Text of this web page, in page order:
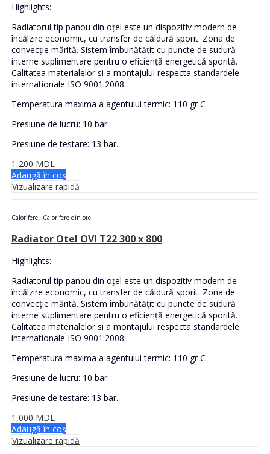
Highlights:
Radiatorul tip panou din oțel este un dispozitiv modern de
încălzire economic, cu transfer de căldură sporit. Zona de
convecție mărită. Sistem îmbunătățit cu puncte de sudură
interne suplimentare pentru o eficiență energetică sporită.
Calitatea materialelor si a montajului respecta standardele
internationale ISO 9001:2008.
Temperatura maxima a agentului termic: 110 gr C
Presiune de lucru: 10 bar.
Presiune de testare: 13 bar.
1,200 MDL
Adaugă în coș
Vizualizare rapidă
Calorifere, Calorifere din oțel
Radiator Otel OVI T22 300 x 800
Highlights:
Radiatorul tip panou din oțel este un dispozitiv modern de
încălzire economic, cu transfer de căldură sporit. Zona de
convecție mărită. Sistem îmbunătățit cu puncte de sudură
interne suplimentare pentru o eficiență energetică sporită.
Calitatea materialelor si a montajului respecta standardele
internationale ISO 9001:2008.
Temperatura maxima a agentului termic: 110 gr C
Presiune de lucru: 10 bar.
Presiune de testare: 13 bar.
1,000 MDL
Adaugă în coș
Vizualizare rapidă